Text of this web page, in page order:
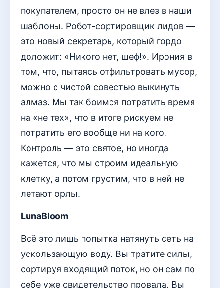
покупателем, просто он не влез в наши
шаблоны. Робот-сортировщик лидов —
это новый секретарь, который гордо
доложит: «Никого нет, шеф!». Ирония в
том, что, пытаясь отфильтровать мусор,
можно с чистой совестью выкинуть
алмаз. Мы так боимся потратить время
на «не тех», что в итоге рискуем не
потратить его вообще ни на кого.
Контроль — это святое, но иногда
кажется, что мы строим идеальную
клетку, а потом грустим, что в ней не
летают орлы.
LunaBloom
Всё это лишь попытка натянуть сеть на
ускользающую воду. Вы тратите силы,
сортируя входящий поток, но он сам по
себе уже свидетельство провала. Вы